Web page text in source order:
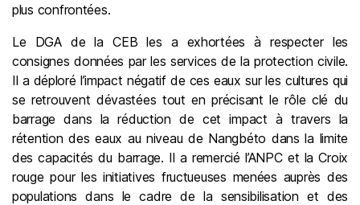
plus confrontées.
Le DGA de la CEB les a exhortées à respecter les
consignes données par les services de la protection civile.
Il a déploré l’impact négatif de ces eaux sur les cultures qui
se retrouvent dévastées tout en précisant le rôle clé du
barrage dans la réduction de cet impact à travers la
rétention des eaux au niveau de Nangbéto dans la limite
des capacités du barrage. Il a remercié l’ANPC et la Croix
rouge pour les initiatives fructueuses menées auprès des
populations dans le cadre de la sensibilisation et des